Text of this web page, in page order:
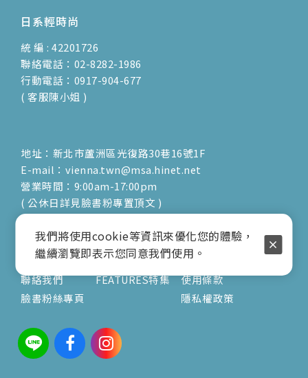
日系輕時尚
統 編 : 42201726
聯絡電話：02-8282-1986
行動電話：0917-904-677
( 客服陳小姐 )
地址：新北市蘆洲區光復路30巷16號1F
E-mail：vienna.twn@msa.hinet.net
營業時間：9:00am-17:00pm
( 公休日詳見臉書粉專置頂文 )
關於
關於我們
聯絡我們
臉書粉絲專頁
文章
V's風格誌
FEATURES特集
服務
訂購須知
使用條款
隱私權政策
我們將使用cookie等資訊來優化您的體驗，
繼續瀏覽即表示您同意我們使用。